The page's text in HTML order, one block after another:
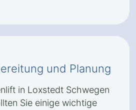
und Planung
in Loxstedt Schwegen
Sie einige wichtige